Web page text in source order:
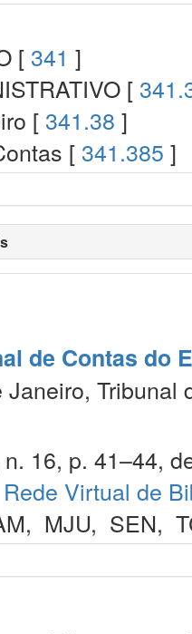
[ 341 ]
[
[ 341.38 ]
[ 341.385 ]
de Contas do
Tribunal
16, p. 41–44,
Rede Virtual de
, MJU, SEN,